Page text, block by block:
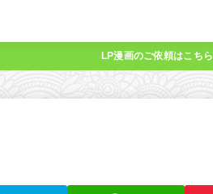
LP漫画のご依頼はこちら